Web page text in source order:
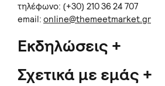
τηλέφωνο: (+30) 210 36 24 707
email: online@themeetmarket.gr
Εκδηλώσεις
Σχετικά με εμάς